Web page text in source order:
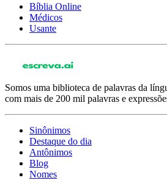
Bíblia Online
Médicos
Usante
Somos uma biblioteca de palavras da
com mais de 200 mil palavras e
Sinônimos
Destaque do dia
Antônimos
Blog
Nomes